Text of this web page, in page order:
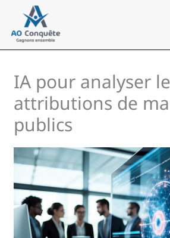
contenu
IA pour analyser
attributions de
publics